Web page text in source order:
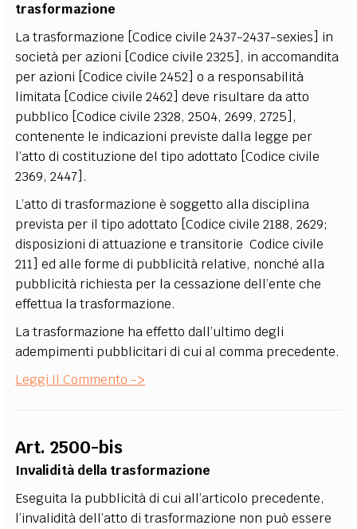
trasformazione
La trasformazione [Codice civile 2437-2437-sexies] in
società per azioni [Codice civile 2325], in accomandita
per azioni [Codice civile 2452] o a responsabilità
limitata [Codice civile 2462] deve risultare da atto
pubblico [Codice civile 2328, 2504, 2699, 2725],
contenente le indicazioni previste dalla legge per
l’atto di costituzione del tipo adottato [Codice civile
2369, 2447].
L’atto di trasformazione è soggetto alla disciplina
prevista per il tipo adottato [Codice civile 2188, 2629;
disposizioni di attuazione e transitorie Codice civile
211] ed alle forme di pubblicità relative, nonché alla
pubblicità richiesta per la cessazione dell’ente che
effettua la trasformazione.
La trasformazione ha effetto dall’ultimo degli
adempimenti pubblicitari di cui al comma precedente.
Leggi Il Commento ->
Art. 2500-bis
Invalidità della trasformazione
Eseguita la pubblicità di cui all’articolo precedente,
l’invalidità dell’atto di trasformazione non può essere